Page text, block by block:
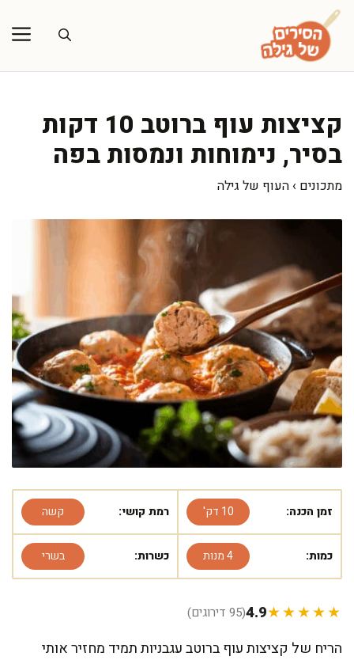
לדלג
לתוכן
קציצות עוף ברוטב 10 דקות
בסיר, נימוחות ונמסות בפה
מתכונים › העוף של גילה
זמן הכנה: 10 דק' רמת קושי: קשה
כמות: 4 מנות כשרות: בשרי
★★★★★
4.9(95 דירוגים)
הריח של קציצות עוף ברוטב עגבניות תמיד מחזיר אותי